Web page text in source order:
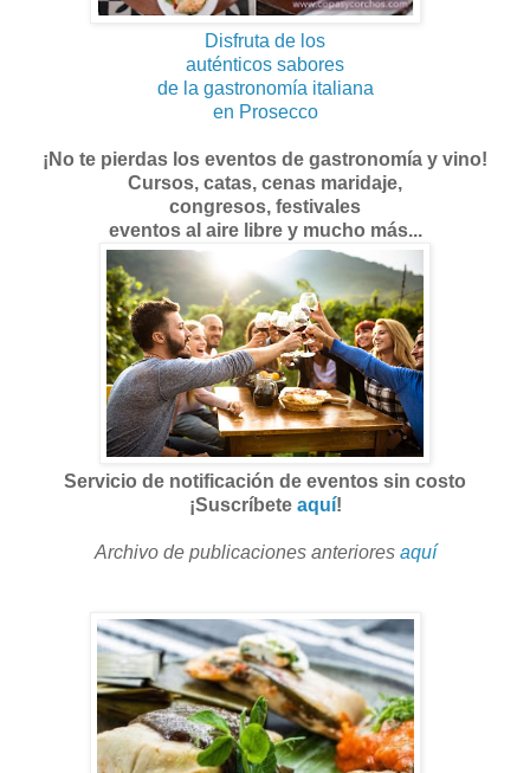
Disfruta de los
auténticos sabores
de la gastronomía italiana
en Prosecco
¡No te pierdas los eventos de gastronomía y vino!
Cursos, catas, cenas maridaje,
congresos, festivales
eventos al aire libre y mucho más...
Servicio de notificación de eventos sin costo
¡Suscríbete aquí!
Archivo de publicaciones anteriores aquí